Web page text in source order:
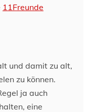
11Freunde
und damit zu alt,
zu können.
ja auch
eine